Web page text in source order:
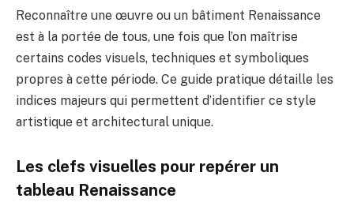
Reconnaître une œuvre ou un bâtiment Renaissance
est à la portée de tous, une fois que l’on maîtrise
certains codes visuels, techniques et symboliques
propres à cette période. Ce guide pratique détaille les
indices majeurs qui permettent d’identifier ce style
artistique et architectural unique.
Les clefs visuelles pour repérer un
tableau Renaissance